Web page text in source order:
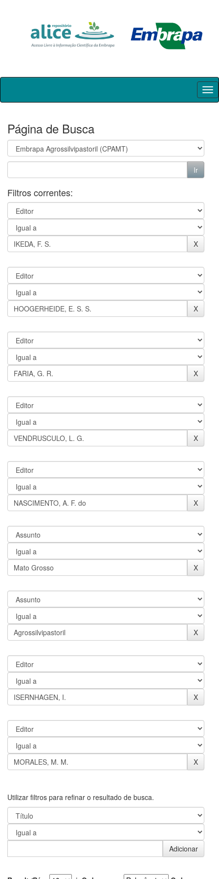
Skip
Página de Busca
Filtros correntes:
Utilizar filtros para refinar o resultado de busca.